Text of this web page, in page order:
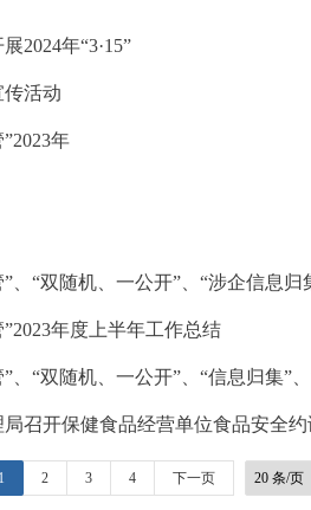
2024年“3·15”
传活动
年
年度上半年工作总结
、“双随机、一公开”、“信息归集”
召开保健食品经营单位食品安全
1 2 3 4 下一页